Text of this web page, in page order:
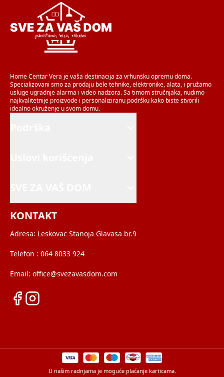
Home Centar Vera je vaša destinacija za vrhunsku opremu doma.
Specializovani smo za prodaju bele tehnike, elektronike, alata, i pružamo
usluge ugradnje alarma i video nadzora. Sa timom stručnjaka, nudimo
najkvalitetnije proizvode i personaliziranu podršku kako biste stvorili
idealno okruženje u svom domu.
KONTAKT
Adresa: Leskovac Stanoja Glavasa br.9
Telefon : 064 8033 924
Email: office@svezavasdom.com
U našim radnjama je moguće plaćanje karticama.